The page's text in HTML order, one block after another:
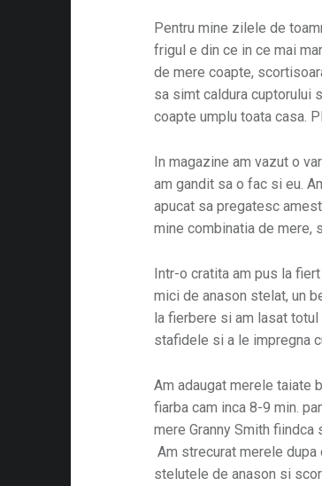
Pentru mine zilele de
frigul e din ce in ce mai
de mere coapte,
sa simt caldura cuptorului
coapte umplu toata casa.
In magazine am vazut o
am gandit sa o fac si eu.
apucat sa pregatesc
mine combinatia de mere,
Intr-o cratita am pus la
mici de anason stelat, un
la fierbere si am lasat totul
stafidele si a le impregna
Am adaugat merele taiate
fiarba cam inca 8-9 min.
mere Granny Smith fiindca
Am strecurat merele
stelutele de anason si